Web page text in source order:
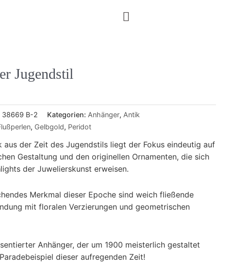
Jugendstil
38669 B-2 Kategorien: Anhänger, Antik
, Gelbgold, Peridot
aus der Zeit des Jugendstils liegt der Fokus eindeutig auf
Gestaltung und den originellen Ornamenten, die sich
der Juwelierskunst erweisen.
Merkmal dieser Epoche sind weich fließende
mit floralen Verzierungen und geometrischen
Anhänger, der um 1900 meisterlich gestaltet
dieser aufregenden Zeit!